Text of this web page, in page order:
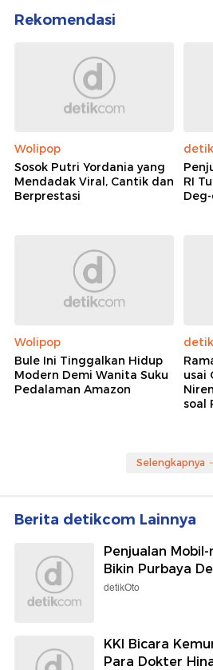
Rekomendasi
Wolipop
Sosok Putri Yordania yang
Mendadak Viral, Cantik dan
Berprestasi
RI
Wolipop
Bule Ini Tinggalkan Hidup
Modern Demi Wanita Suku
Pedalaman Amazon
usai
soal
Selengkapnya
Berita detikcom Lainnya
Penjualan
Bikin Purbaya
detikOto
KKI Bicara
Para Dokter